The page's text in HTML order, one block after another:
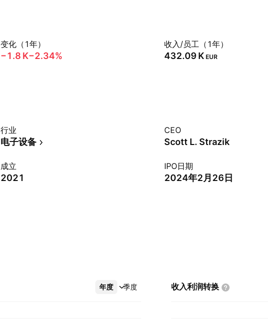
变化（1年）
‪−1.8 K‬−2.34%
收入/员工（1年）
‪432.09 K‬ EUR
行业
电子设备
CEO
Scott L. Strazik
成立
2021
IPO日期
2024年2月26日
年度 季度
更多 收入利润转换